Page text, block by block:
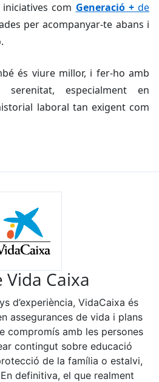
com Generació +de
per acompanyar-te abans i
és viure millor, i fer-ho amb
especialment en
laboral tan exigent com
Vida Caixa
d’experiència, VidaCaixa és
assegurances de vida i plans
compromís amb les persones
contingut sobre educació
de la família o estalvi,
definitiva, el que realment